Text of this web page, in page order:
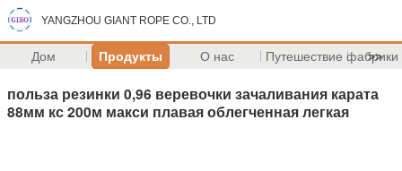
YANGZHOU GIANT ROPE CO., LTD
Дом Продукты О нас Путешествие фабрики
>>
польза резинки 0,96 веревочки зачаливания карата
88мм кс 200м макси плавая облегченная легкая